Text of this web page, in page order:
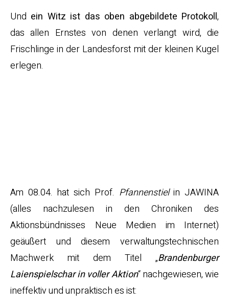
Und ein Witz ist das oben abgebildete Protokoll,
das allen Ernstes von denen verlangt wird, die
Frischlinge in der Landesforst mit der kleinen Kugel
erlegen.
Am 08.04. hat sich Prof. Pfannenstielin JAWINA
(alles nachzulesen in den Chroniken des
Aktionsbündnisses Neue Medien im Internet)
geäußert und diesem verwaltungstechnischen
Machwerk mit dem Titel „Brandenburger
Laienspielschar in voller Aktion“ nachgewiesen, wie
ineffektiv und unpraktisch es ist: